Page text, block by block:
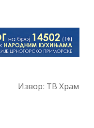
Извор: ТВ Храм